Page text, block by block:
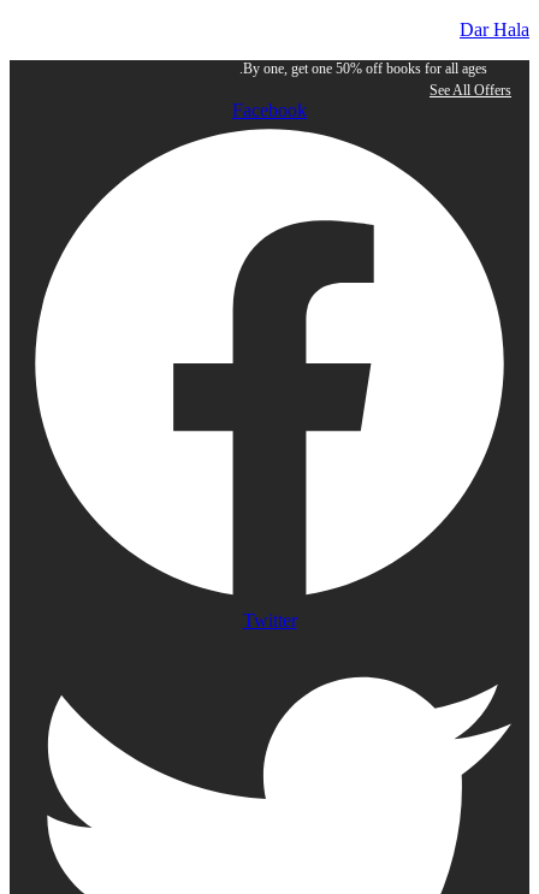
Dar Hala
By one, get one 50% off books for all ages.
See All Offers
Facebook
Twitter